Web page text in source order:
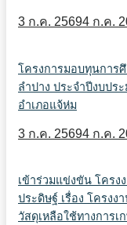
3 ก.ค. 25694 ก.ค.
โครงการมอบทุนการ
ลำปาง ประจำปีงบปร
อำเภอแจ้ห่ม
3 ก.ค. 25694 ก.ค.
เข้าร่วมแข่งขัน โครง
ประดิษฐ์ เรื่อง โครง
วัสดุเหลือใช้ทางการเ